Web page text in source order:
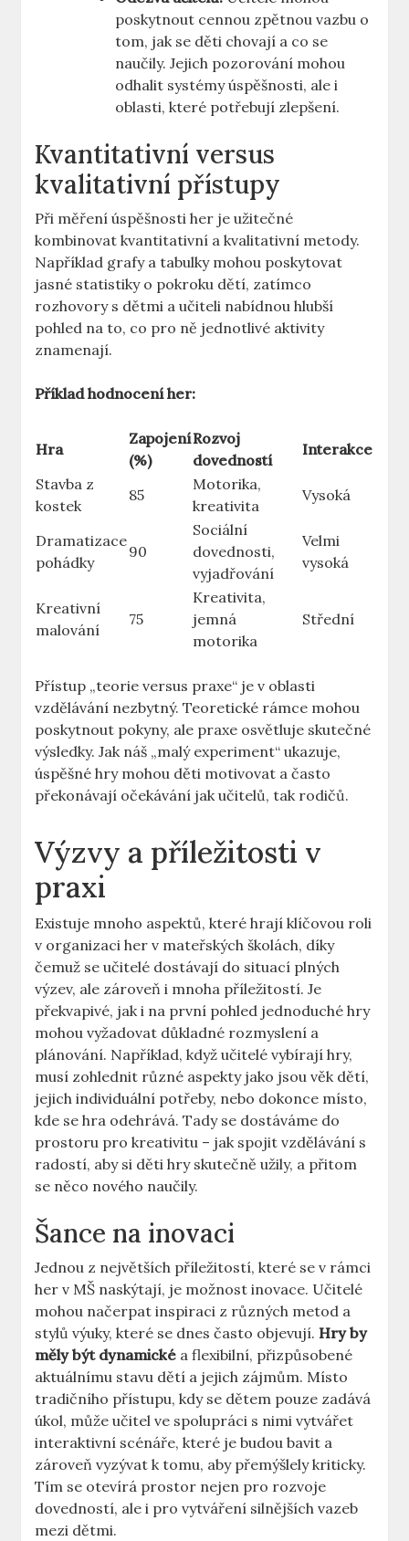
poskytnout cennou zpětnou vazbu o
tom, jak se děti chovají a co se
naučily. Jejich pozorování mohou
odhalit systémy úspěšnosti, ale i
oblasti, které potřebují zlepšení.
Kvantitativní versus
kvalitativní přístupy
Při měření úspěšnosti her je užitečné
kombinovat kvantitativní a kvalitativní metody.
Například grafy a tabulky mohou poskytovat
jasné statistiky o pokroku dětí, zatímco
rozhovory s dětmi a učiteli nabídnou hlubší
pohled na to, co pro ně jednotlivé aktivity
znamenají.
Příklad hodnocení her:
Hra
Zapojení
(%)
Rozvoj
dovedností
Interakce
Stavba z
kostek
85
Motorika,
kreativita
Vysoká
Dramatizace
pohádky
90
Sociální
dovednosti,
vyjadřování
Velmi
vysoká
Kreativní
malování
75
Kreativita,
jemná
motorika
Střední
Přístup „teorie versus praxe“ je v oblasti
vzdělávání nezbytný. Teoretické rámce mohou
poskytnout pokyny, ale praxe osvětluje skutečné
výsledky. Jak náš „malý experiment“ ukazuje,
úspěšné hry mohou děti motivovat a často
překonávají očekávání jak učitelů, tak rodičů.
Výzvy a příležitosti v
praxi
Existuje mnoho aspektů, které hrají klíčovou roli
v organizaci her v mateřských školách, díky
čemuž se učitelé dostávají do situací plných
výzev, ale zároveň i mnoha příležitostí. Je
překvapivé, jak i na první pohled jednoduché hry
mohou vyžadovat důkladné rozmyslení a
plánování. Například, když učitelé vybírají hry,
musí zohlednit různé aspekty jako jsou věk dětí,
jejich individuální potřeby, nebo dokonce místo,
kde se hra odehrává. Tady se dostáváme do
prostoru pro kreativitu – jak spojit vzdělávání s
radostí, aby si děti hry skutečně užily, a přitom
se něco nového naučily.
Šance na inovaci
Jednou z největších příležitostí, které se v rámci
her v MŠ naskýtají, je možnost inovace. Učitelé
mohou načerpat inspiraci z různých metod a
stylů výuky, které se dnes často objevují.Hry by
měly být dynamické a flexibilní, přizpůsobené
aktuálnímu stavu dětí a jejich zájmům. Místo
tradičního přístupu, kdy se dětem pouze zadává
úkol, může učitel ve spolupráci s nimi vytvářet
interaktivní scénáře, které je budou bavit a
zároveň vyzývat k tomu, aby přemýšlely kriticky.
Tím se otevírá prostor nejen pro rozvoje
dovedností, ale i pro vytváření silnějších vazeb
mezi dětmi.